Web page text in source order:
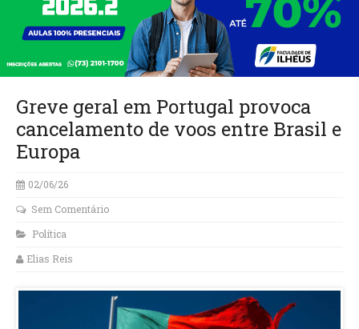
Greve geral em Portugal provoca
cancelamento de voos entre Brasil e
Europa
02/06/26
Sem Comentário
Política
Elias Reis